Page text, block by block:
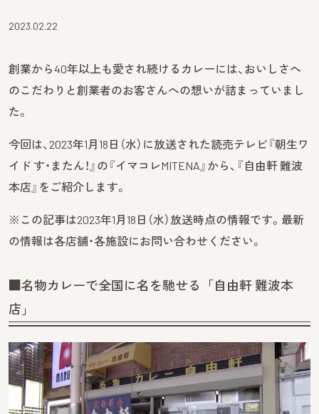
2023.02.22
創業から40年以上も愛され続けるカレーには、おいしさへ
のこだわりと創業者のお客さんへの想いが詰まっていまし
た。
今回は、2023年1月18日（水）に放送された読売テレビ『朝生ワ
イド す・またん！』の『イマコレMITENA』から、『自由軒 難波
本店』をご紹介します。
※この記事は2023年1月18日（水）放送時点の情報です。最新
の情報は各店舗・各施設にお問い合わせください。
■名物カレーで全国に名を馳せる「自由軒 難波本
店」